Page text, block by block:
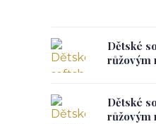
Dětské
růžovým
Dětské
růžovým